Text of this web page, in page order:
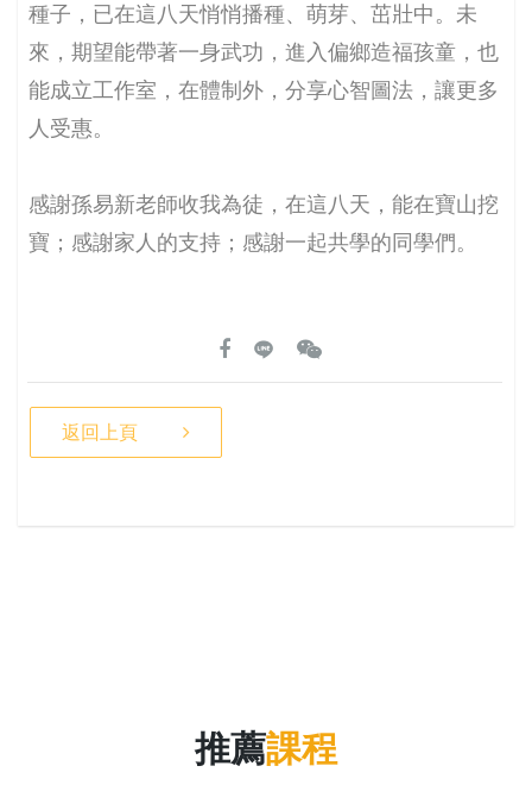
種子，已在這八天悄悄播種、萌芽、茁壯中。未
來，期望能帶著一身武功，進入偏鄉造福孩童，也
能成立工作室，在體制外，分享心智圖法，讓更多
人受惠。
感謝孫易新老師收我為徒，在這八天，能在寶山挖
寶；感謝家人的支持；感謝一起共學的同學們。
返回上頁
推薦課程